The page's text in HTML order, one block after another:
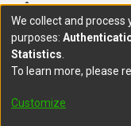
Calle Ciudad de
Provincial del
(291) 459 2550,
10.00 h a 14.00 h
We collect and
purposes:
Statistics
To learn more, please
Customize